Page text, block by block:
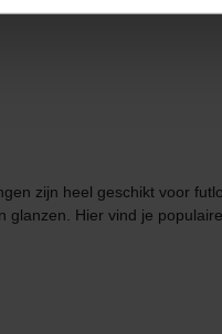
zijn heel geschikt voor
Hier vind je